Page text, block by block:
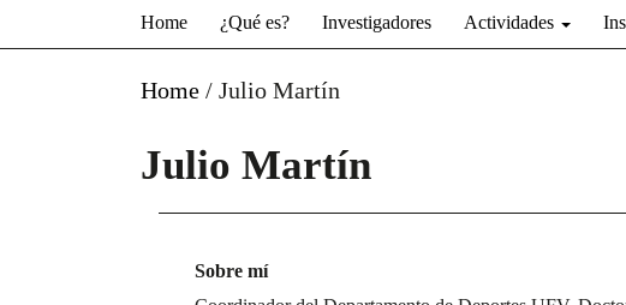
Home ¿Qué es? Investigadores Actividades
Home / Julio Martín
Julio Martín
Sobre mí